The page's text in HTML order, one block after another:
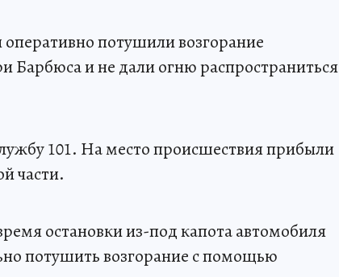
потушили возгорание
Барбюса и не дали огню распространиться
101. На место происшествия прибыли
части.
остановки из-под капота автомобиля
потушить возгорание с помощью